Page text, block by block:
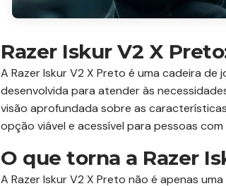
Razer Iskur V2 X
A Razer Iskur V2 X Preto é uma cadeira
desenvolvida para atender às
visão aprofundada sobre as
opção viável e acessível para pessoas
O que torna a Razer
A Razer Iskur V2 X Preto não é apenas